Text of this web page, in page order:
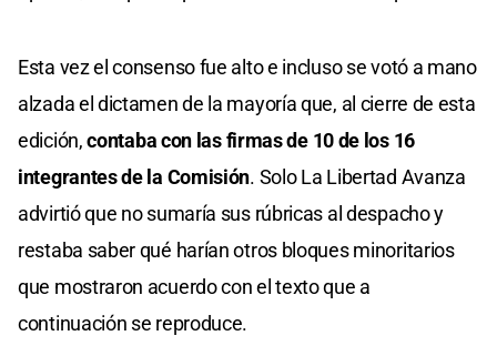
Esta vez el consenso fue alto e incluso se votó a mano
alzada el dictamen de la mayoría que, al cierre de esta
edición,contaba con las firmas de 10 de los 16
integrantes de la Comisión. Solo La Libertad Avanza
advirtió que no sumaría sus rúbricas al despacho y
restaba saber qué harían otros bloques minoritarios
que mostraron acuerdo con el texto que a
continuación se reproduce.